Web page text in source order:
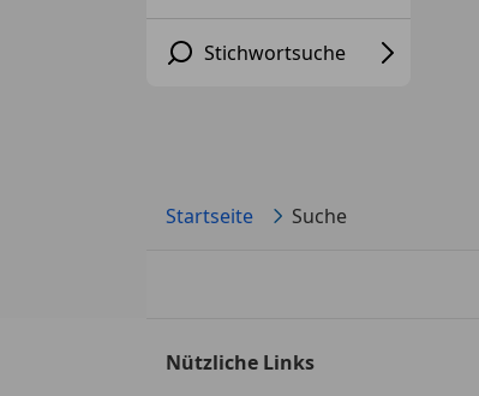
Stichwortsuche
Startseite Suche
Nützliche Links